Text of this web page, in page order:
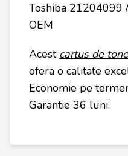
Toshiba 21204099
OEM
Acest cartus de
ofera o calitate
Economie pe
Garantie 36 luni.